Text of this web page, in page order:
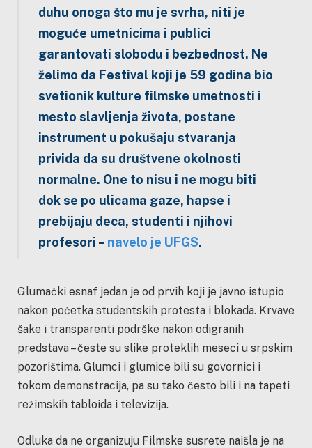
duhu onoga što mu je svrha, niti je
moguće umetnicima i publici
garantovati slobodu i bezbednost. Ne
želimo da Festival koji je 59 godina bio
svetionik kulture filmske umetnosti i
mesto slavljenja života, postane
instrument u pokušaju stvaranja
privida da su društvene okolnosti
normalne. One to nisu i ne mogu biti
dok se po ulicama gaze, hapse i
prebijaju deca, studenti i njihovi
profesori – navelo je UFGS.
Glumački esnaf jedan je od prvih koji je javno istupio
nakon početka studentskih protesta i blokada. Krvave
šake i transparenti podrške nakon odigranih
predstava – česte su slike proteklih meseci u srpskim
pozorištima. Glumci i glumice bili su govornici i
tokom demonstracija, pa su tako često bili i na tapeti
režimskih tabloida i televizija.
Odluka da ne organizuju Filmske susrete naišla je na